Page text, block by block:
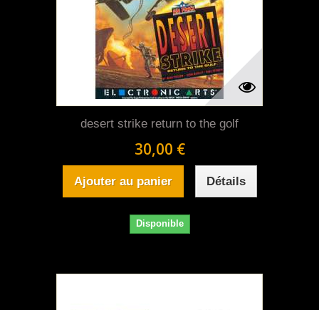
desert strike return to the golf
30,00 €
Ajouter au panier Détails
Disponible